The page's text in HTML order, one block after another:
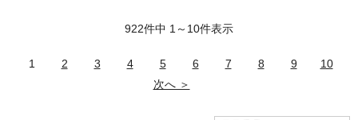
922件中 1～10件表示
1 2 3 4 5 6 7 8 9
10
次へ ＞